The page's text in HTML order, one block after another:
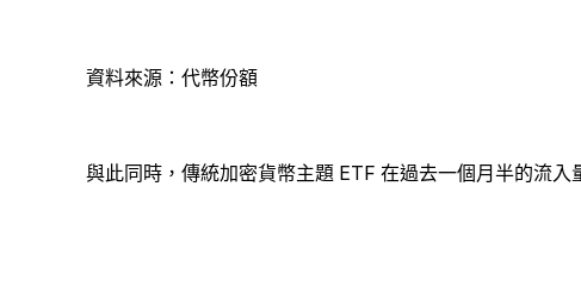
資料來源：代幣份額
與此同時，傳統加密貨幣主題 ETF 在過去一個月半的流入